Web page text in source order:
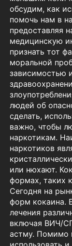
обсудим, как
помочь нам в
предоставляя
медицинскую
признать тот
моральной
зависимостью
людей об
сделать,
важно, чтобы
наркотикам.
наркотиков
или нюхают.
формах, таких
Сегодня на
форм кокаина.
лечения
включая ВИЧ/
астму. Помимо